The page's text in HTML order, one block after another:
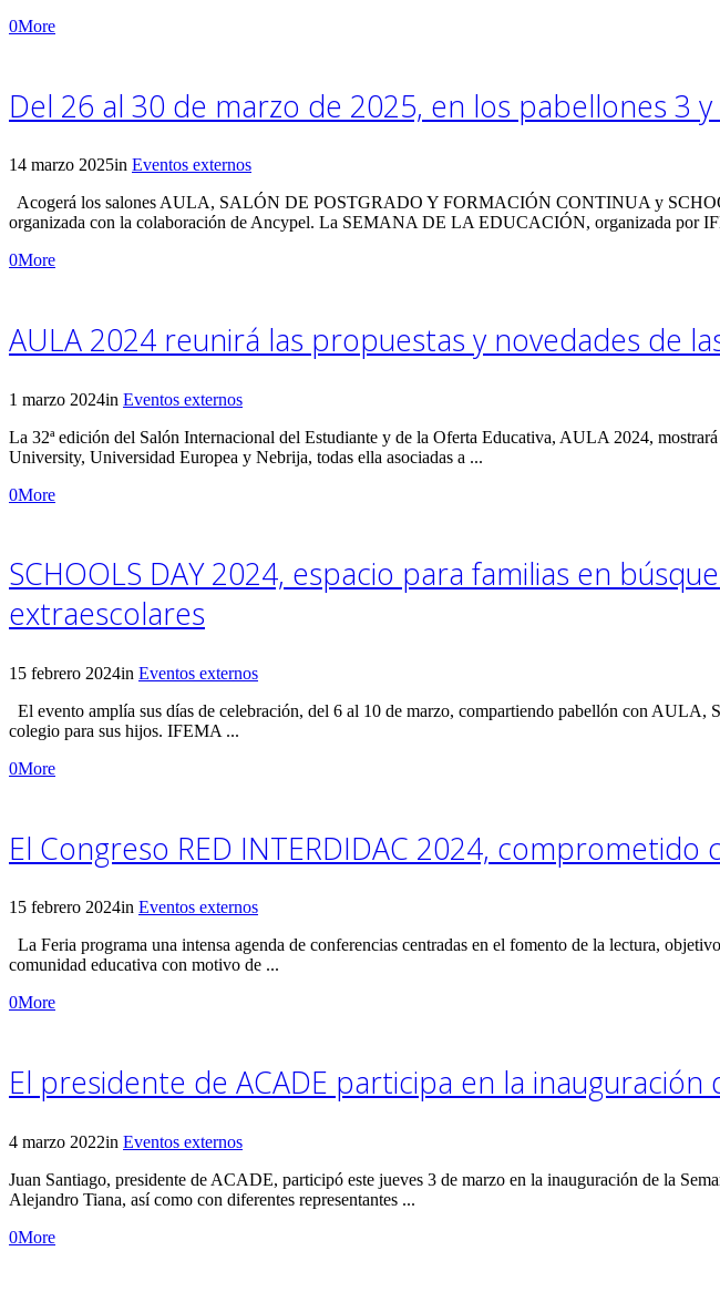
0More
Del 26 al 30 de marzo de 2025, en los pabellones 3 y
14 marzo 2025in Eventos externos
Acogerá los salones AULA, SALÓN DE POSTGRADO Y FORMACIÓN CONTINUA y
organizada con la colaboración de Ancypel. La SEMANA DE LA EDUCACIÓN, organizada por
0More
AULA 2024 reunirá las propuestas y novedades de
1 marzo 2024in Eventos externos
La 32ª edición del Salón Internacional del Estudiante y de la Oferta Educativa, AULA 2024,
University, Universidad Europea y Nebrija, todas ella asociadas a ...
0More
SCHOOLS DAY 2024, espacio para familias en
extraescolares
15 febrero 2024in Eventos externos
El evento amplía sus días de celebración, del 6 al 10 de marzo, compartiendo pabellón con
colegio para sus hijos. IFEMA ...
0More
El Congreso RED INTERDIDAC 2024,
15 febrero 2024in Eventos externos
La Feria programa una intensa agenda de conferencias centradas en el fomento de la lectura,
comunidad educativa con motivo de ...
0More
El presidente de ACADE participa en la inauguración
4 marzo 2022in Eventos externos
Juan Santiago, presidente de ACADE, participó este jueves 3 de marzo en la inauguración de la
Alejandro Tiana, así como con diferentes representantes ...
0More